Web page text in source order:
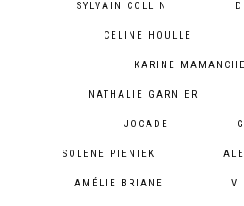
SYLVAIN COLLIN
CELINE HOULLE
KARINE
NATHALIE GARNIER
JOCADE
SOLENE PIENIEK
AMÉLIE BRIANE